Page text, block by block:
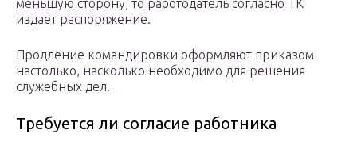
меньшую сторону, то работодатель согласно ТК
издает распоряжение.
Продление командировки оформляют приказом
настолько, насколько необходимо для решения
служебных дел.
Требуется ли согласие работника